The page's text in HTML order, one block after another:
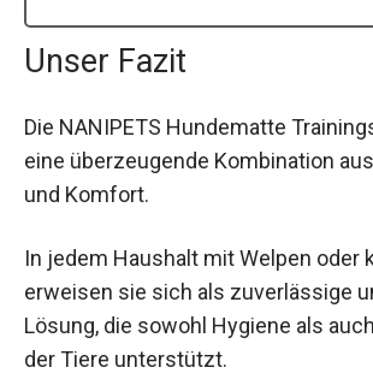
Unser Fazit
Die NANIPETS Hundematte
eine überzeugende Kombination
und Komfort.
In jedem Haushalt mit Welpen oder
erweisen sie sich als zuverlässige
Lösung, die sowohl Hygiene als
der Tiere unterstützt.